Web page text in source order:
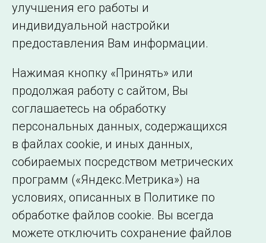
©2005–2026 АО «СО ЕЭС»
Филиалы и
представительства
образовательной
организации
улучшения его работы и
индивидуальной настройки
предоставления Вам информации.
Нажимая кнопку «Принять» или
продолжая работу с сайтом, Вы
соглашаетесь на обработку
персональных данных, содержащихся
в файлах cookie, и иных данных,
собираемых посредством метрических
программ («Яндекс.Метрика») на
условиях, описанных в Политике по
обработке файлов cookie. Вы всегда
можете отключить сохранение файлов